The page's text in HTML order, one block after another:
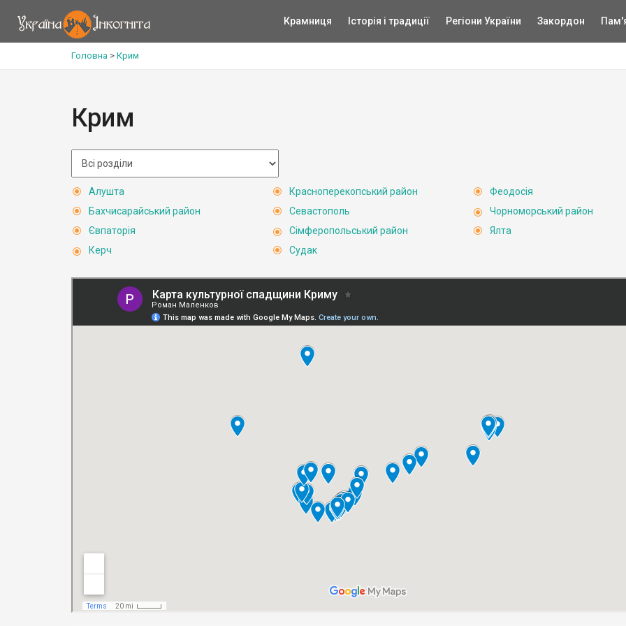
Крамниця Історія і традиції Регіони України Закордон
Головна > Крим
Крим
Алушта
Бахчисарайський район
Євпаторія
Керч
Красноперекопський район
Севастополь
Сімферопольський район
Судак
Феодосія
Чорноморський район
Ялта